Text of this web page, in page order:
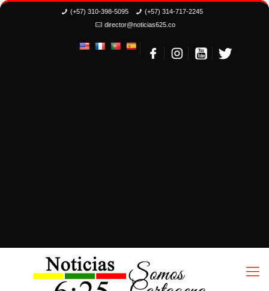
(+57) 310-398-5095
(+57) 314-717-2245
director@noticias625.co